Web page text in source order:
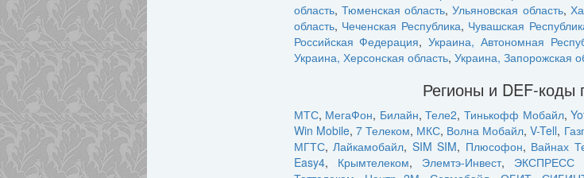
область, Тюменская область,Ульяновская область,
область, Чеченская Республика, Чувашская
Российская Федерация,Украина, Автономная
Украина, Херсонская область, Украина, Запорожская
Регионы и DEF-
МТС, МегаФон, Билайн,Теле2, Тинькофф Мобайл,
Win Mobile, 7 Телеком, МКС, Волна Мобайл,V-Tell,
МГТС,Лайкамобайл, SIM SIM, Плюсофон, Вайнах
Easy4, Крымтелеком, Элемтэ-Инвест, ЭКСПРЕСС